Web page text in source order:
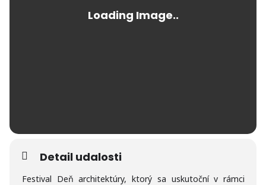
Detail udalosti
Festival Deň architektúry, ktorý sa uskutoční v rámci